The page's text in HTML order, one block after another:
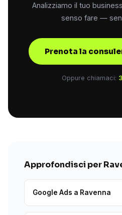
Analizziamo il tuo
senso fare —
Prenota la
Oppure chiamaci:
Approfondisci per
Google Ads a Ravenna